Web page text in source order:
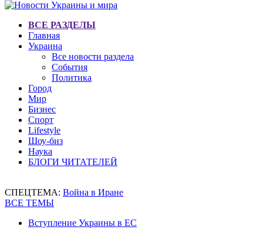
ВСЕ РАЗДЕЛЫ
Главная
Украина
Все новости раздела
События
Политика
Город
Мир
Бизнес
Спорт
Lifestyle
Шоу-биз
Наука
БЛОГИ ЧИТАТЕЛЕЙ
СПЕЦТЕМА: Война в Иране
ВСЕ ТЕМЫ
Вступление Украины в ЕС